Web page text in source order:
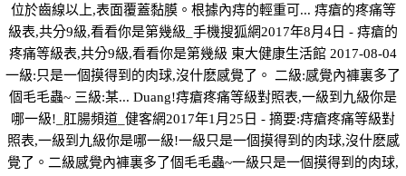
位於齒線以上,表面覆蓋黏膜。根據內痔的輕重可... 痔瘡的疼痛等
級表,共分9級,看看你是第幾級_手機搜狐網2017年8月4日 - 痔瘡的
疼痛等級表,共分9級,看看你是第幾級 東大健康生活館 2017-08-04
一級:只是一個摸得到的肉球,沒什麽感覺了。 二級:感覺內褲裏多了
個毛毛蟲~ 三級:某... Duang!痔瘡疼痛等級對照表,一級到九級你是
哪一級!_肛腸頻道_健客網2017年1月25日 - 摘要:痔瘡疼痛等級對
照表,一級到九級你是哪一級!一級只是一個摸得到的肉球,沒什麽感
覺了。二級感覺內褲裏多了個毛毛蟲~一級只是一個摸得到的肉球,